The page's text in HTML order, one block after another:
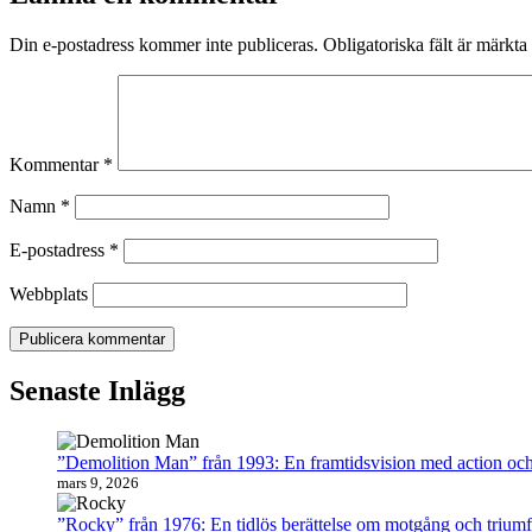
Din e-postadress kommer inte publiceras. Obligatoriska fält är märkta
Kommentar *
Namn *
E-postadress *
Webbplats
Senaste Inlägg
”Demolition Man” från 1993: En framtidsvision med action
mars 9, 2026
”Rocky” från 1976: En tidlös berättelse om motgång och triumf